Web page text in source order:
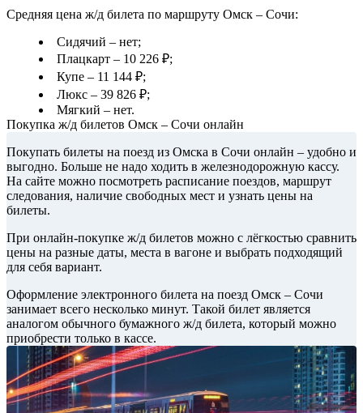
Средняя цена ж/д билета по маршруту Омск – Сочи:
Сидячий – нет;
Плацкарт – 10 226 ₽;
Купе – 11 144 ₽;
Люкс – 39 826 ₽;
Мягкий – нет.
Покупка ж/д билетов Омск – Сочи онлайн
Покупать билеты на поезд из Омска в Сочи онлайн – удобно и
выгодно. Больше не надо ходить в железнодорожную кассу.
На сайте можно посмотреть расписание поездов, маршрут
следования, наличие свободных мест и узнать цены на
билеты.
При онлайн-покупке ж/д билетов можно с лёгкостью сравнить
цены на разные даты, места в вагоне и выбрать подходящий
для себя вариант.
Оформление электронного билета на поезд Омск – Сочи
занимает всего несколько минут. Такой билет является
аналогом обычного бумажного ж/д билета, который можно
приобрести только в кассе.